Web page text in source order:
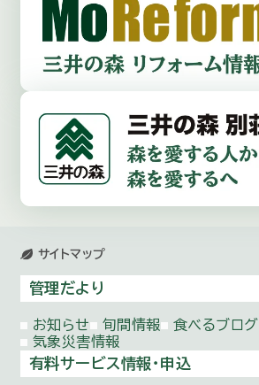
サイトマップ
管理だより
お知らせ 旬間情報 食べるブログ
気象災害情報
有料サービス情報・申込